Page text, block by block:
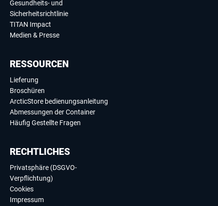
Gesundheits- und
Sicherheitsrichtlinie
TITAN Impact
Medien & Presse
RESSOURCEN
Lieferung
Broschüren
ArcticStore bedienungsanleitung
Abmessungen der Container
Häufig Gestellte Fragen
RECHTLICHES
Privatsphäre (DSGVO-
Verpflichtung)
Cookies
Impressum